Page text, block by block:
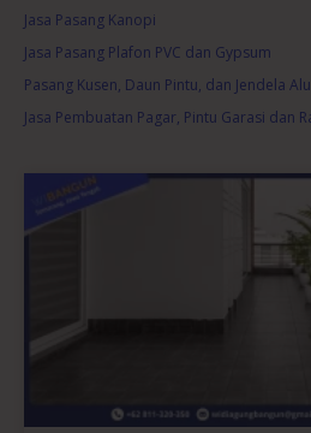
Jasa Pasang Kanopi
Jasa Pasang Plafon PVC dan Gypsum
Pasang Kusen, Daun Pintu, dan Jendela
Jasa Pembuatan Pagar, Pintu Garasi dan